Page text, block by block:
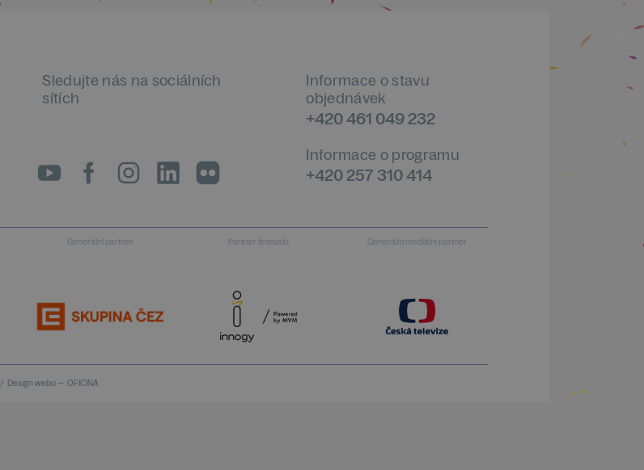
Sledujte nás na sociálních
sítích
Informace o stavu
objednávek
+420 461 049 232
Informace o programu
+420 257 310 414
Generální partner Partner festivalu Generální mediální partner
/ Design webu — OFICINA